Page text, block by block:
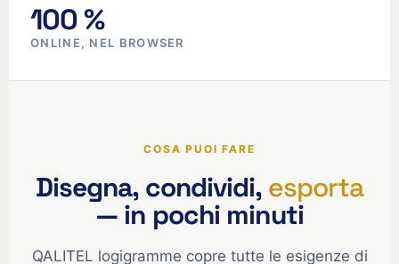
100 %
ONLINE, NEL BROWSER
COSA PUOI FARE
Disegna, condividi, esporta
— in pochi minuti
QALITEL logigramme copre tutte le esigenze di